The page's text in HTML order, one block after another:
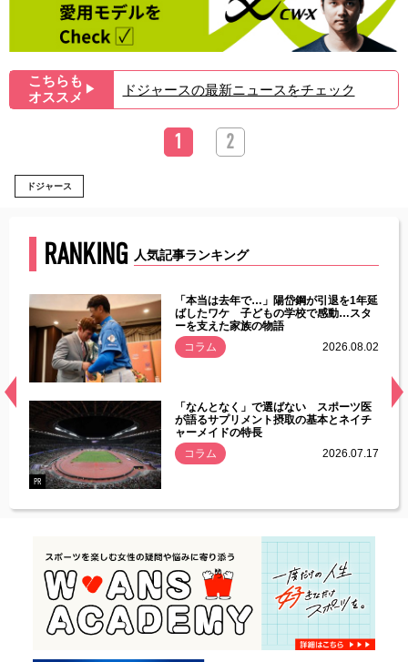
こちらも
オススメ ▶︎ ドジャースの最新ニュースをチェック
1 2
ドジャース
RANKING 人気記事ランキング
常
「本当は去年で…」陽岱鋼が引退を1年延
ばしたワケ 子どもの学校で感動…スタ
ーを支えた家族の物語
コラム
2026.08.02
PR
「なんとなく」で選ばない スポーツ医
が語るサプリメント摂取の基本とネイチ
ャーメイドの特長
コラム
2026.07.17